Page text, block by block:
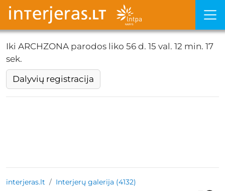
Iki ARCHZONA parodos liko 56 d. 15 val. 12 min. 16
sek.
Dalyvių registracija
interjeras.lt Interjerų galerija (4132)